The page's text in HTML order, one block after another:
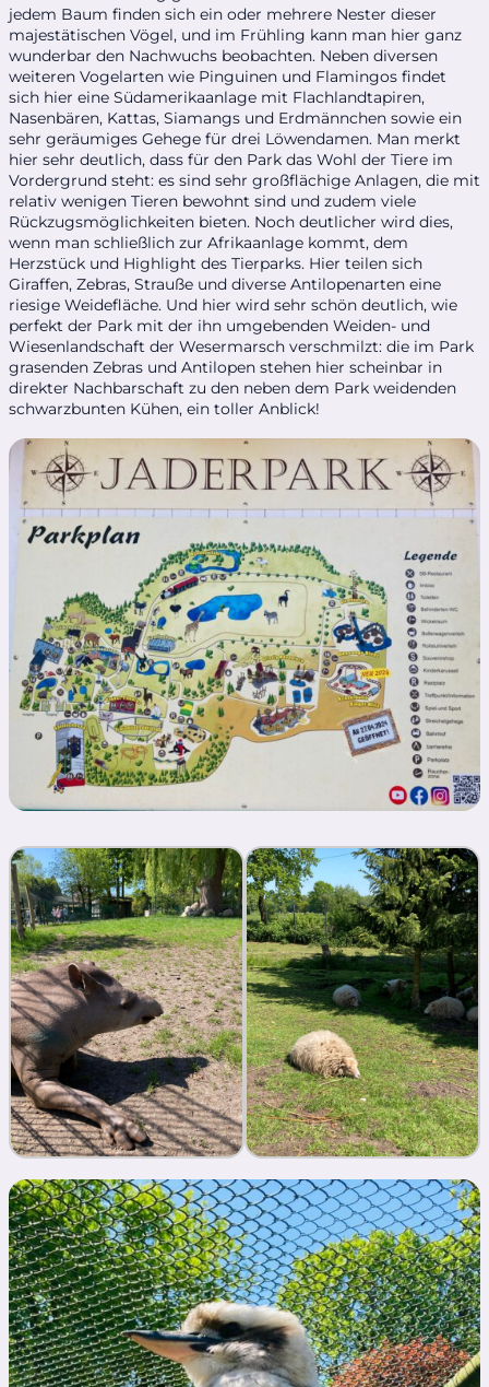
jedem Baum finden sich ein oder mehrere Nester dieser
majestätischen Vögel, und im Frühling kann man hier ganz
wunderbar den Nachwuchs beobachten. Neben diversen
weiteren Vogelarten wie Pinguinen und Flamingos findet
sich hier eine Südamerikaanlage mit Flachlandtapiren,
Nasenbären, Kattas, Siamangs und Erdmännchen sowie ein
sehr geräumiges Gehege für drei Löwendamen. Man merkt
hier sehr deutlich, dass für den Park das Wohl der Tiere im
Vordergrund steht: es sind sehr großflächige Anlagen, die mit
relativ wenigen Tieren bewohnt sind und zudem viele
Rückzugsmöglichkeiten bieten. Noch deutlicher wird dies,
wenn man schließlich zur Afrikaanlage kommt, dem
Herzstück und Highlight des Tierparks. Hier teilen sich
Giraffen, Zebras, Strauße und diverse Antilopenarten eine
riesige Weidefläche. Und hier wird sehr schön deutlich, wie
perfekt der Park mit der ihn umgebenden Weiden- und
Wiesenlandschaft der Wesermarsch verschmilzt: die im Park
grasenden Zebras und Antilopen stehen hier scheinbar in
direkter Nachbarschaft zu den neben dem Park weidenden
schwarzbunten Kühen, ein toller Anblick!